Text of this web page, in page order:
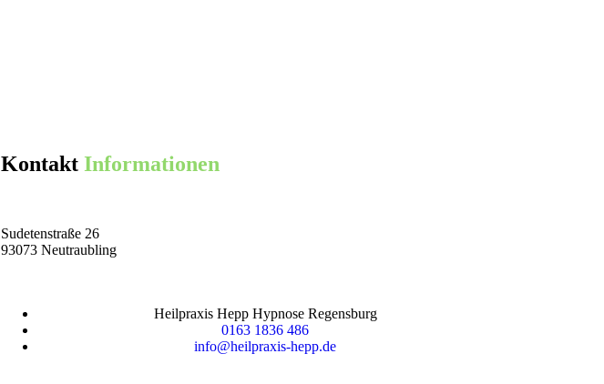
Kontakt Informationen
Sudetenstraße 26
93073 Neutraubling
Heilpraxis Hepp Hypnose Regensburg
0163 1836 486
info@heilpraxis-hepp.de